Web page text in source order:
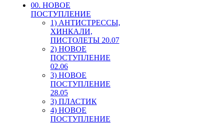
00. HОВОЕ
ПОСТУПЛЕНИЕ
1) АНТИСТРЕССЫ,
ХИНКАЛИ,
ПИСТОЛЕТЫ 20.07
2) НОВОЕ
ПОСТУПЛЕНИЕ
02.06
3) НОВОЕ
ПОСТУПЛЕНИЕ
28.05
3) ПЛАСТИК
4) НОВОЕ
ПОСТУПЛЕНИЕ